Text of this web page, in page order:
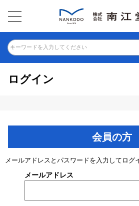
キーワードを入力してください
ログイン
会員の方
メールアドレスとパスワードを入力してログ
メールアドレス